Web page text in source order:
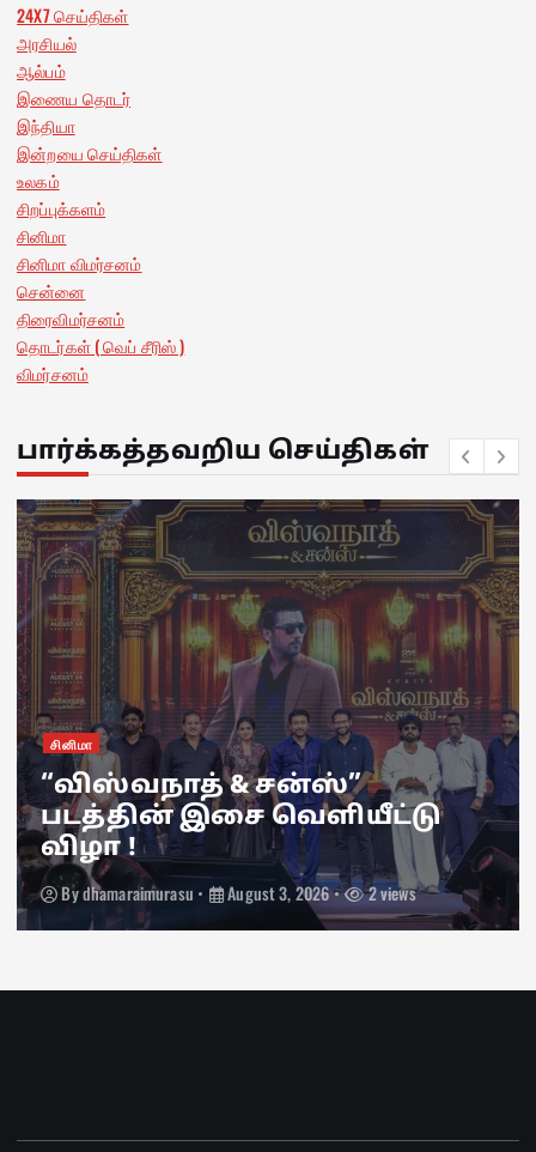
24X7 செய்திகள்
அரசியல்
ஆல்பம்
இணைய தொடர்
இந்தியா
இன்றயை செய்திகள்
உலகம்
சிறப்புக்களம்
சினிமா
சினிமா விமர்சனம்
சென்னை
திரைவிமர்சனம்
தொடர்கள் ( வெப் சீரிஸ் )
விமர்சனம்
பார்க்கத்தவறிய செய்திகள்
சினிமா
“விஸ்வநாத் & சன்ஸ்”
படத்தின் இசை வெளியீட்டு
விழா !
Bydhamaraimurasu August 3, 2026 2 views